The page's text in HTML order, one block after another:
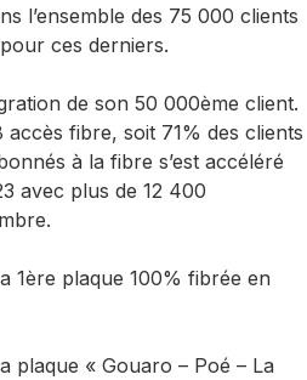
l’ensemble des 75 000 clients
ces derniers.
de son 50 000ème client.
fibre, soit 71% des clients
à la fibre s’est accéléré
avec plus de 12 400
1ère plaque 100% fibrée en
plaque « Gouaro – Poé – La